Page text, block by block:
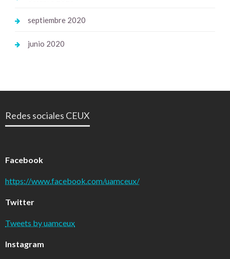
septiembre 2020
junio 2020
Redes sociales CEUX
Facebook
https://www.facebook.com/uamceux/
Twitter
Tweets by uamceux
Instagram